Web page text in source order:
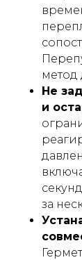
Не
и
за